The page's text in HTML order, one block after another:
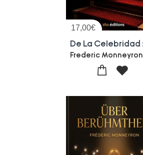
17,00€
Frederic Monneyron